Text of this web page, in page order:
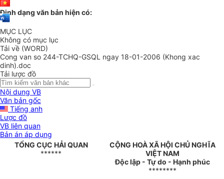
Định dạng văn bản hiện có:
MỤC LỤC
Không có mục lục
Tải về (WORD)
Cong van so 244-TCHQ-GSQL ngay 18-01-2006 (Khong xac
dinh).doc
Tải lược đồ
Nội dung VB
Văn bản gốc
Tiếng anh
Lược đồ
VB liên quan
Bản án áp dụng
TỔNG CỤC HẢI QUAN
******
CỘNG HOÀ XÃ HỘI CHỦ NGHĨA
VIỆT NAM
Độc lập - Tự do - Hạnh phúc
********